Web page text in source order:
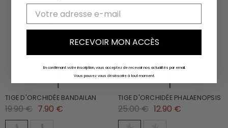
TIGE D'ORCHIDÉE BANDAILAN
19.90 € 7.90 €
TIGE D'ORCHIDÉE PHALAENOPSIS
25.00 € 12.90 €
Email
RECEVOIR MON ACCÈS
En confirmant votre inscription, vous acceptez de recevoir nos actualités par email.
Vous pouvez vous désinscrire à tout moment.